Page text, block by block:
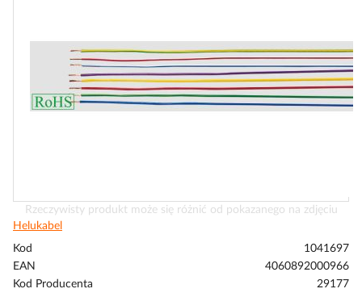
Przejdź
na
początek
Rzeczywisty produkt może się różnić od pokazanego na zdjęciu
Helukabel
Kod
1041697
EAN
4060892000966
Kod Producenta
29177